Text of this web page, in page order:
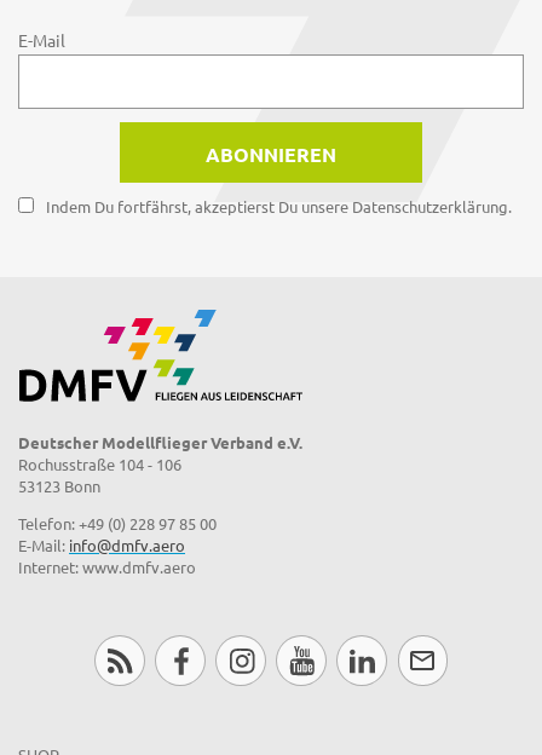
E-Mail
Indem Du fortfährst, akzeptierst Du unsere Datenschutzerklärung.
Deutscher Modellflieger Verband e.V.
Rochusstraße 104 - 106
53123 Bonn
Telefon: +49 (0) 228 97 85 00
E-Mail: info@dmfv.aero
Internet: www.dmfv.aero